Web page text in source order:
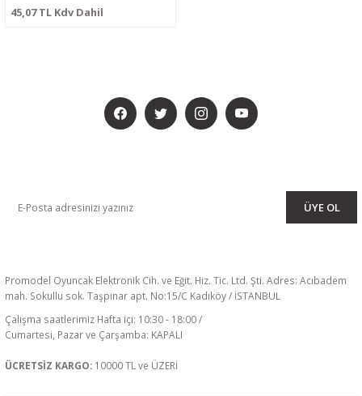
45,07 TL Kdv Dahil
ÜYE OL
Promodel Oyuncak Elektronik Cih. ve Eğit. Hiz. Tic. Ltd. Şti. Adres: Acıbadem
mah. Sokullu sok. Taşpınar apt. No:15/C Kadıköy / İSTANBUL
Çalışma saatlerimiz Hafta içi: 10:30 - 18:00 /
Cumartesi, Pazar ve Çarşamba: KAPALI
ÜCRETSİZ KARGO: 10000 TL ve ÜZERİ